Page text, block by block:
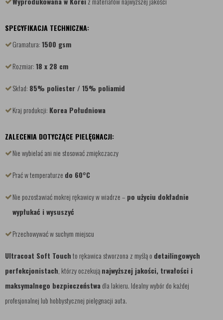
SPECYFIKACJA TECHNICZNA:
Gramatura:1500 gsm
Rozmiar:18 x 28 cm
Skład: 85% poliester / 15% poliamid
Kraj produkcji: Korea Południowa
ZALECENIA DOTYCZĄCE PIELĘGNACJI:
Nie wybielać ani nie stosować zmiękczaczy
Prać w temperaturze do 60°C
Nie pozostawiać mokrej rękawicy w wiadrze – po użyciu dokładnie
wypłukać i wysuszyć
Przechowywać w suchym miejscu
Ultracoat Soft Touchto rękawica stworzona z myślą o detailingowych
perfekcjonistach , którzy oczekująnajwyższej jakości, trwałości i
maksymalnego bezpieczeństwadla lakieru. Idealny wybór do każdej
profesjonalnej lub hobbystycznej pielęgnacji auta.